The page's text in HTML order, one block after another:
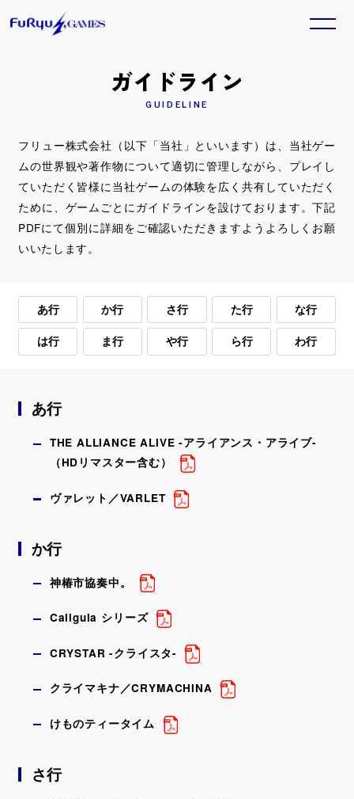
ホーム トピックス
TITLE
ラインナップ
SALE
セール情報
会社情報
プライバシーポリシー
各商標に対する権利表記一覧
トピックス一覧
2025. 11. 20 GAME
『Model Debut4 #nicola／モデルデ
ビュー4 ニコラ』本日発売！
Nintendo Switch™用ソフト『Model Debut4
#nicola／モデルデビュー4 ニコラ』が本日発売とな
りました。
ル』本日発売！
Nintendo Switch™/Steam®用ソフト『ベイブレー
ドエックス エボバトル』が本日発売となりました。
／ Epic Games用ソフト『ヴァレット／VARLET』
が本日発売となりました。
ガイドライン
GUIDELINE
フリュー株式会社（以下「当社」といいます）は、当社ゲー
ムの世界観や著作物について適切に管理しながら、プレイし
ていただく皆様に当社ゲームの体験を広く共有していただく
ために、ゲームごとにガイドラインを設けております。下記
PDFにて個別に詳細をご確認いただきますようよろしくお願
いいたします。
あ行 か行 さ行 た行 な行
は行 ま行 や行 ら行 わ行
あ行
THE ALLIANCE ALIVE -アライアンス・アライブ-
（HDリマスター含む）
ヴァレット／VARLET
か行
神椿市協奏中。
Caligula シリーズ
CRYSTAR -クライスタ-
クライマキナ／CRYMACHINA
けものティータイム
さ行